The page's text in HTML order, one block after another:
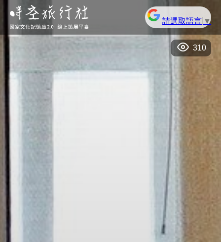
請選取語言 ▼
310